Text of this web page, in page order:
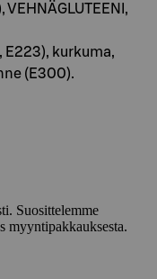
VEHNÄGLUTEENI,
kurkuma,
(E300).
Suosittelemme
myyntipakkauksesta.